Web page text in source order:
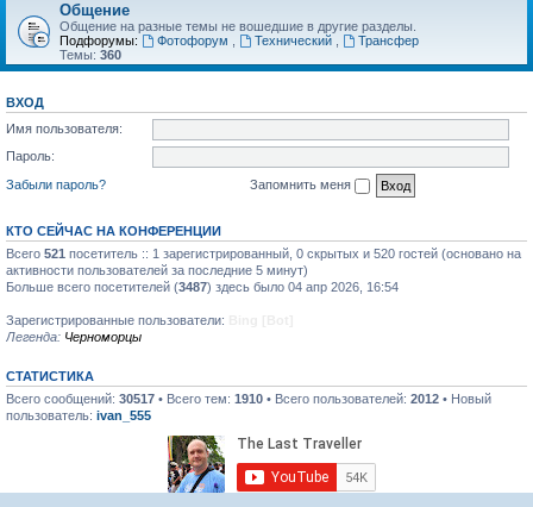
Общение
Общение на разные темы не вошедшие в другие разделы.
Подфорумы:
Фотофорум Технический
Трансфер
Темы: 360
ВХОД
Имя пользователя:
Пароль:
Забыли пароль?
Запомнить меня
КТО СЕЙЧАС НА КОНФЕРЕНЦИИ
Всего 521 посетитель :: 1 зарегистрированный, 0 скрытых и 520 гостей (основано на
активности пользователей за последние 5 минут)
Больше всего посетителей (3487) здесь было 04 апр 2026, 16:54
Зарегистрированные пользователи:
Легенда: Черноморцы
СТАТИСТИКА
Всего сообщений: 30517 • Всего тем: 1910 • Всего пользователей: 2012 • Новый
пользователь: ivan_555